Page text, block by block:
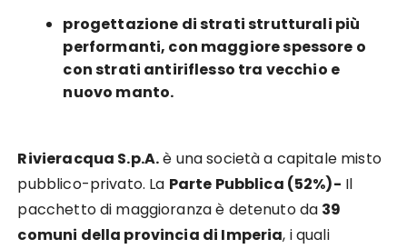
progettazione di strati strutturali più
performanti, con maggiore spessore o
con strati antiriflesso tra vecchio e
nuovo manto.
Rivieracqua S.p.A.è una società a capitale misto
pubblico-privato. La Parte Pubblica (52%)- Il
pacchetto di maggioranza è detenuto da 39
comuni della provincia di Imperia, i quali